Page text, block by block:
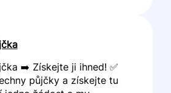
➡️ Získejte ji ihned! ✅
půjčky a získejte tu